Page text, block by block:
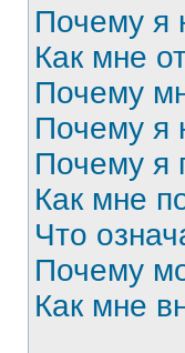
Почему я
Как мне
Почему
Почему я
Почему я
Как мне
Что
Почему
Как мне